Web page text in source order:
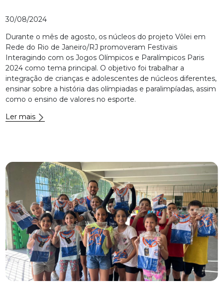
30/08/2024
Durante o mês de agosto, os núcleos do projeto Vôlei em
Rede do Rio de Janeiro/RJ promoveram Festivais
Interagindo com os Jogos Olímpicos e Paralímpicos Paris
2024 como tema principal. O objetivo foi trabalhar a
integração de crianças e adolescentes de núcleos diferentes,
ensinar sobre a história das olímpiadas e paralimpíadas, assim
como o ensino de valores no esporte.
Ler mais